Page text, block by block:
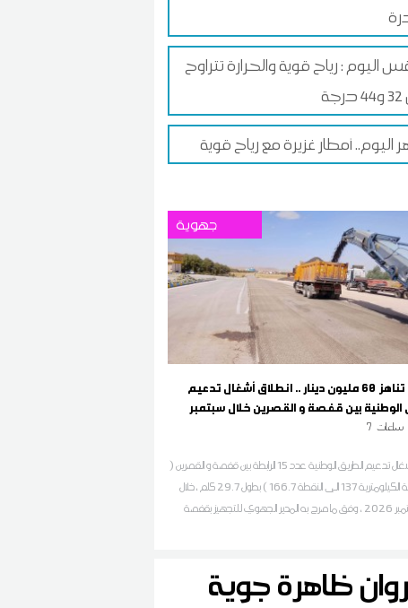
اليوم : رياح قوية والحرارة تتراوح
اليوم.. أمطار غزيرة مع رياح قوية
جهوية
بكلفة تناهز 60 مليون دينار .. انطلاق أشغال تدعيم
الوطنية بين قفصة و القصرين خلال سبتمبر
ساعات 7
تنطلق أشغال تدعيم الطريق الوطنية عدد 15 الرابطة بين قفصة و القصرين (
من النقطة الكيلومترية 137 الى النقطة 166.7 ) بطول 29.7 كلم ،خلال
شهر سبتمبر 2026 ، وفق ما صرح به المدير الجهوي للتجهيز بقفصة
ظاهرة جوية